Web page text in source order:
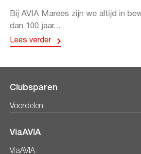
Bij AVIA Marees zijn we altijd in
dan 100 jaar...
Lees verder
Clubsparen
Voordelen
ViaAVIA
ViaAVIA